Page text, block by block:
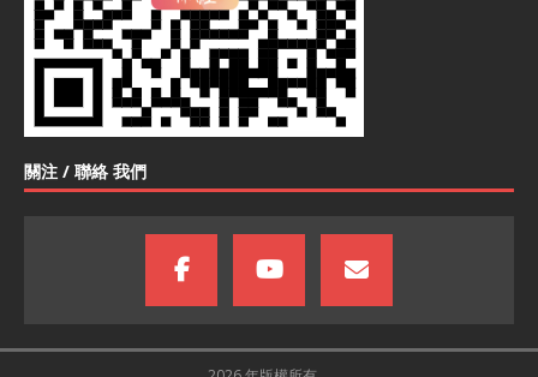
關注 / 聯絡 我們